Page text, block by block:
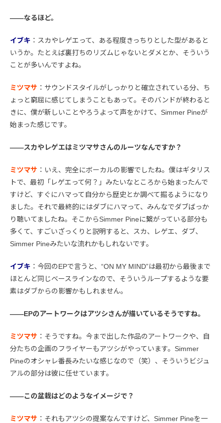
――なるほど。
イブキ ：スカやレゲエって、ある程度きっちりとした型があると
いうか。たとえば裏打ちのリズムじゃないとダメとか、そういう
ことが多いんですよね。
ミツマサ ：サウンドスタイルがしっかりと確立されている分、ち
ょっと窮屈に感じてしまうこともあって。そのバンドが終わると
きに、僕が新しいことやろうよって声をかけて、Simmer Pineが
始まった感じです。
――スカやレゲエはミツマサさんのルーツなんですか？
ミツマサ ：いえ、完全にボーカルの影響でしたね。僕はギタリス
トで、最初「レゲエって何？」みたいなところから始まったんで
すけど、すぐにハマって自分から歴史とか調べて掘るようになり
ました。それで最終的にはダブにハマって、みんなでダブばっか
り聴いてましたね。そこからSimmer Pineに繋がっている部分も
多くて、すごいざっくりと説明すると、スカ、レゲエ、ダブ、
Simmer Pineみたいな流れかもしれないです。
イブキ ：今回のEPで言うと、“ON MY MIND”は最初から最後まで
ほとんど同じベースラインなので、そういうループするような要
素はダブからの影響かもしれません。
――EPのアートワークはアツシさんが描いているそうですね。
ミツマサ ：そうですね。今まで出した作品のアートワークや、自
分たちの企画のフライヤーもアツシがやっています。Simmer
Pineのオシャレ番長みたいな感じなので（笑）、そういうビジュ
アルの部分は彼に任せています。
――この盆栽はどのようなイメージで？
ミツマサ ：それもアツシの提案なんですけど、Simmer Pineを一